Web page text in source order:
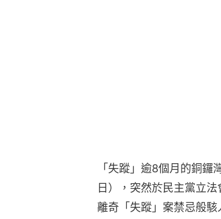
「失蹤」逾8個月的銅
日），突然於民主黨立
離奇「失蹤」案禁忌般